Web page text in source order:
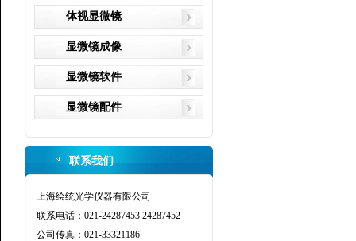
体视显微镜
显微镜成像
显微镜软件
显微镜配件
联系我们
上海绘统光学仪器有限公司
联系电话：021-24287453 24287452
公司传真：021-33321186